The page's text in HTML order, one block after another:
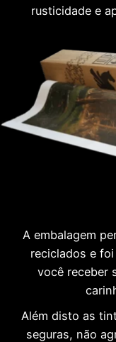
rusticidade e
A embalagem
reciclados e
você receber
Além disto as
seguras, não